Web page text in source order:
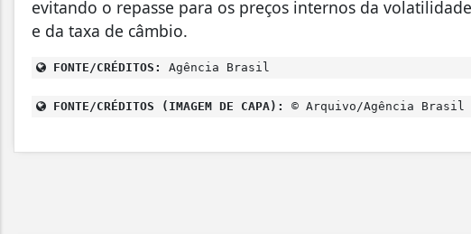
evitando o repasse para os preços internos da
e da taxa de câmbio.
FONTE/CRÉDITOS: Agência Brasil
FONTE/CRÉDITOS (IMAGEM DE CAPA): © Arquivo/Agência Brasil